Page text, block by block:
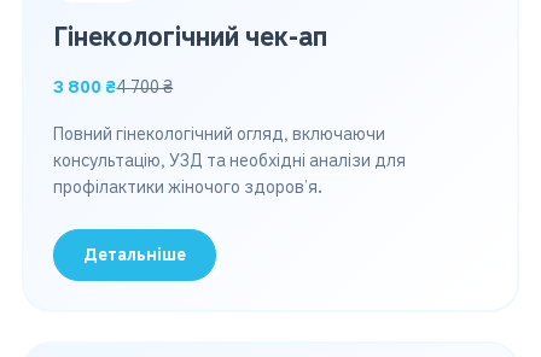
Гінекологічний чек-ап
3 800 ₴4 700 ₴
Повний гінекологічний огляд, включаючи
консультацію, УЗД та необхідні аналізи для
профілактики жіночого здоров’я.
Детальніше